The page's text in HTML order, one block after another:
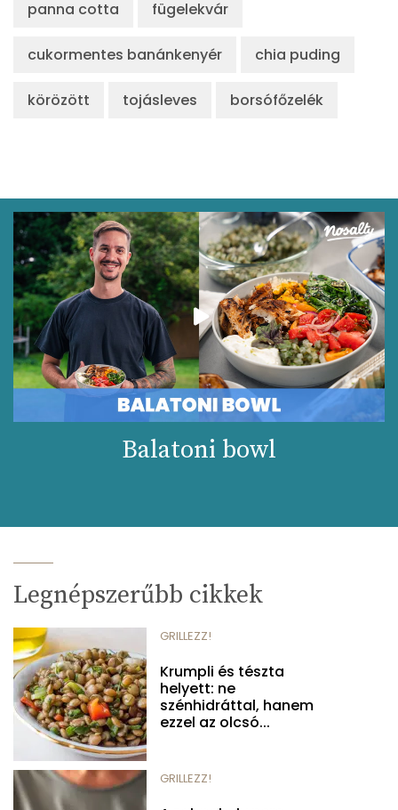
panna cotta fügelekvár
cukormentes banánkenyér chia puding
körözött tojásleves borsófőzelék
Balatoni bowl
Legnépszerűbb cikkek
GRILLEZZ!
Krumpli és tészta
helyett: ne
szénhidráttal, hanem
ezzel az olcsó...
GRILLEZZ!